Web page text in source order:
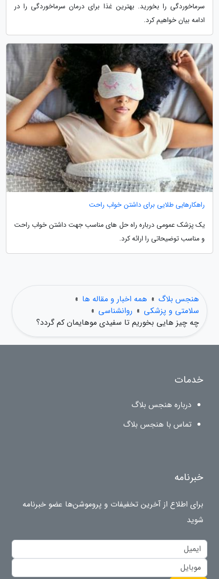
سرماخوردگی را بخورید. بهترین غذا برای درمان سرماخوردگی را در
ادامه بیان خواهیم کرد.
راهکارهایی طلایی برای داشتن خواب راحت
یک پزشک عمومی درباره راه حل های مناسب جهت داشتن خواب راحت
و مناسب توضیحاتی را ارائه کرد.
هنجس بلاگ » همه اخبار و مقاله ها »
سلامتی و پزشکی » روانشناسی »
چه چیز هایی بخوریم تا سفیدی موهایمان کم گردد؟
خدمات
درباره هنجس بلاگ
تماس با هنجس بلاگ
خبرنامه
برای اطلاع از آخرین تخفیفات و پروموشن‌ها عضو خبرنامه
شوید